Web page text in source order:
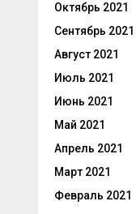
Октябрь 2021
Сентябрь 2021
Август 2021
Июль 2021
Июнь 2021
Май 2021
Апрель 2021
Март 2021
Февраль 2021